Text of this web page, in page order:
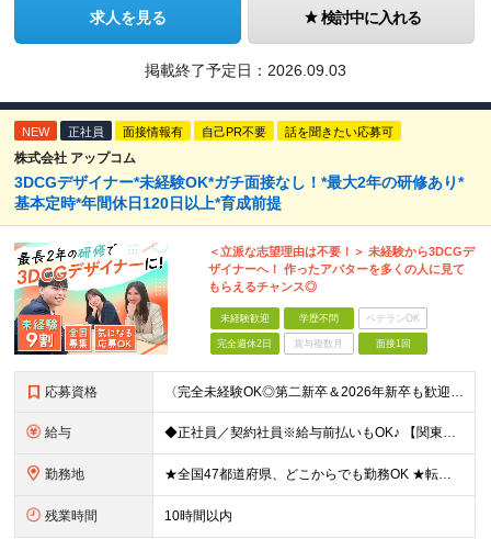
求人を見る 検討中に入れる
掲載終了予定日： 2026.09.03
NEW 正社員 面接情報有 自己PR不要 話を聞きたい応募可
株式会社 アップコム
3DCGデザイナー*未経験OK*ガチ面接なし！*最大2年の研修あり*
基本定時*年間休日120日以上*育成前提
＜立派な志望理由は不要！＞ 未経験から3DCGデ
ザイナーへ！ 作ったアバターを多くの人に見て
もらえるチャンス◎
未経験歓迎 学歴不問 ベテランOK
完全週休2日 賞与複数月 面接1回
応募資格 〈完全未経験OK◎第二新卒＆2026年新卒も歓迎します！〉 ☆「VtubeやVRChatが気になる！」の志望動機でOK ☆社会人デビューOK／学歴・経歴不問 未経験スタート前提のポテンシャル採用。
給与 ◆正社員／契約社員※給与前払いもOK♪ 【関東（一都三県）】 月給25万円～ ※固定残業代（月20時間分／月3万2383円）を含む。超過分は別途支給。 ※試用期間中の給与は月給23万円～ 【関東（北
勤務地 ★全国47都道府県、どこからでも勤務OK ★転勤なし！腰を据えて活躍◎ ★マイカー通勤OK（拠点による） ★業務に慣れたら、ゆくゆくはリモート併用やフルリモートも可能 全国のお客様先にて勤務していた
残業時間 10時間以内